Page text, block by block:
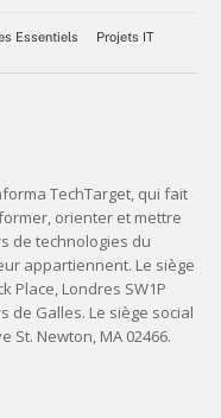
Essentiels Projets IT